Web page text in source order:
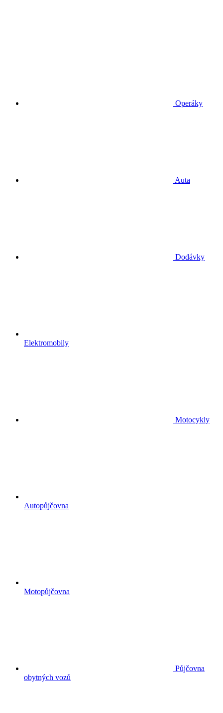
Operáky
Auta
Dodávky
Elektromobily
Motocykly
Autopůjčovna
Motopůjčovna
Půjčovna
obytných vozů